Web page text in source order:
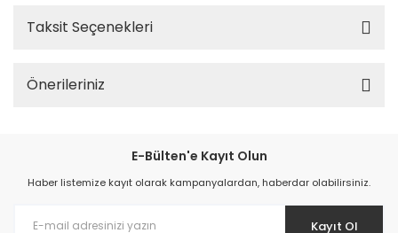
Taksit Seçenekleri
Önerileriniz
E-Bülten'e Kayıt Olun
Haber listemize kayıt olarak kampanyalardan, haberdar olabilirsiniz.
Kayıt Ol